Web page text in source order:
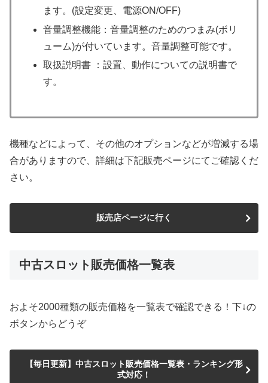
ます。(設定変更、電源ON/OFF)
音量調整機能：音量調整のためのつまみ(ボリ
ューム)が付いています。音量調整可能です。
取扱説明書 ：設置、動作についての説明書で
す。
機種などによって、その他のオプションなどが増減する場
合がありますので、詳細は下記販売ページにてご確認くだ
さい。
販売店ページに行く
中古スロット販売価格一覧表
およそ2000種類の販売価格を一覧表で確認できる！下↓の
ボタンからどうぞ
【毎日更新】中古スロット販売価格一覧表・ランキング形
式対応！